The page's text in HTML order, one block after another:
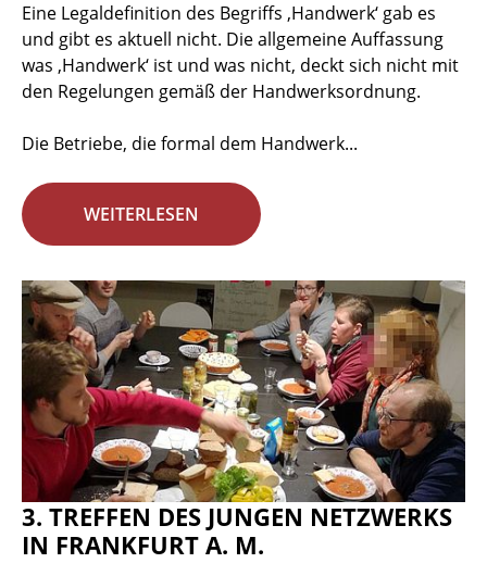
Eine Legaldefinition des Begriffs ‚Handwerk‘ gab es
und gibt es aktuell nicht. Die allgemeine Auffassung
was ‚Handwerk‘ ist und was nicht, deckt sich nicht mit
den Regelungen gemäß der Handwerksordnung.
Die Betriebe, die formal dem Handwerk...
WEITERLESEN
3. TREFFEN DES JUNGEN NETZWERKS
IN FRANKFURT A. M.